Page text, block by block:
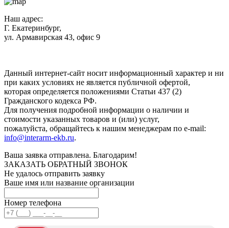
Наш адрес:
Г. Екатеринбург,
ул. Армавирская 43, офис 9
Данный интернет-сайт носит информационный характер и ни
при каких условиях не является публичной офертой,
которая определяется положениями Статьи 437 (2)
Гражданского кодекса РФ.
Для получения подробной информации о наличии и
стоимости указанных товаров и (или) услуг,
пожалуйста, обращайтесь к нашим менеджерам по e-mail:
info@interarm-ekb.ru.
Ваша заявка отправлена. Благодарим!
ЗАКАЗАТЬ ОБРАТНЫЙ ЗВОНОК
Не удалось отправить заявку
Ваше имя или название организации
Номер телефона